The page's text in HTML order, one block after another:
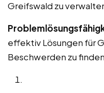
Greifswald zu
effektiv Lösungen für
Beschwerden zu